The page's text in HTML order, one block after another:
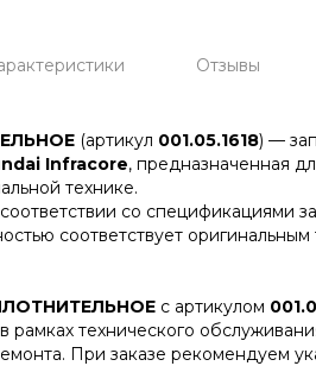
Отзывы
(артикул 001.05.1618) —
Infracore, предназначенная
технике.
со спецификациями
соответствует оригинальным
с артикулом
рамках технического
При заказе рекомендуем